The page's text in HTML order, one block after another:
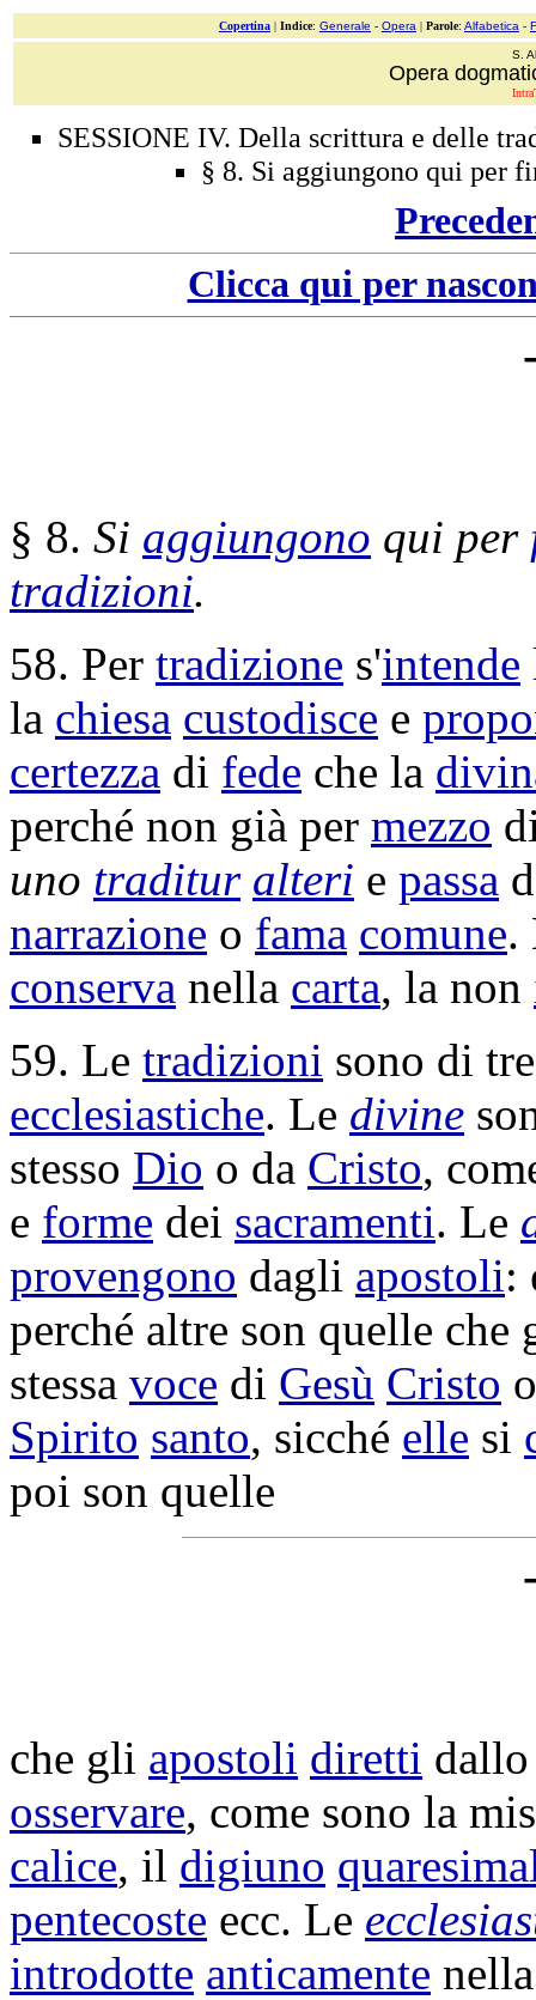
Copertina | Indice: Generale - Opera | Parole: Alfabetica -
S.
Opera
SESSIONE IV. Della scrittura e delle
§ 8. Si aggiungono qui per
Clicca qui per
§ 8. Si aggiungono qui per
tradizioni.
58. Per tradizione s'intende
la chiesa custodisce e
certezza di fede che la
perché non già per mezzo
uno traditur alteri e passa
narrazione o fama comune.
conserva nella carta, la non
59. Le tradizioni sono di
ecclesiastiche. Le divine
stesso Dio o da Cristo,
e forme dei sacramenti. Le
provengono dagli apostoli:
perché altre son quelle
stessa voce di Gesù Cristo
Spirito santo, sicché elle si
poi son quelle
che gli apostoli diretti
osservare, come sono la
calice, il digiuno
pentecoste ecc. Le
introdotte anticamente